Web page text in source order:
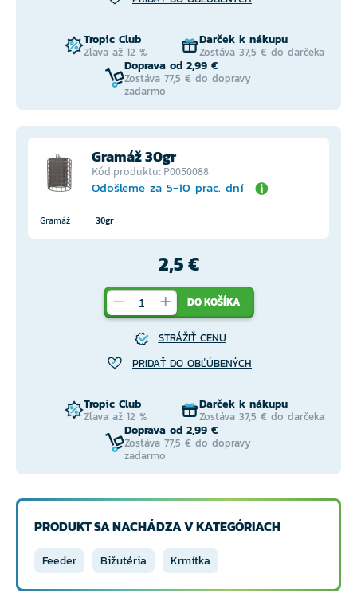
Tropic Club
Zľava až 12 %
Darček k nákupu
Zostáva 37,5 € do darčeka
Doprava od 2,99 €
Zostáva 77,5 € do dopravy
zadarmo
Gramáž 30gr
Kód produktu: P0050088
Odošleme za 5-10 prac. dní
Gramáž 30gr
2,5 €
DO KOŠÍKA
STRÁŽIŤ CENU
PRIDAŤ DO OBĽÚBENÝCH
Tropic Club
Zľava až 12 %
Darček k nákupu
Zostáva 37,5 € do darčeka
Doprava od 2,99 €
Zostáva 77,5 € do dopravy
zadarmo
PRODUKT SA NACHÁDZA V KATEGÓRIACH
Feeder Bižutéria Krmítka